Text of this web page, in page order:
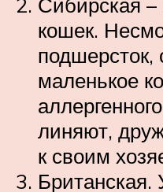
кошек.
маленькое
линяют,
к своим
Британская.